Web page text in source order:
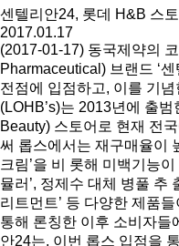
센텔리안24, 롯데 H&B 스
2017.01.17
(2017-01-17) 동국제약의
Pharmaceutical) 브랜드 ‘
전점에 입점하고, 이를 기
(LOHB’s)는 2013년에 출
Beauty) 스토어로 현재 전
써 롭스에서는 재구매율이
크림’을 비 롯해 미백기능
뮬러’, 정제수 대체 병풀 추
리트먼트’ 등 다양한 제품
통해 론칭한 이후 소비자들
안24는, 이번 롭스 입점을